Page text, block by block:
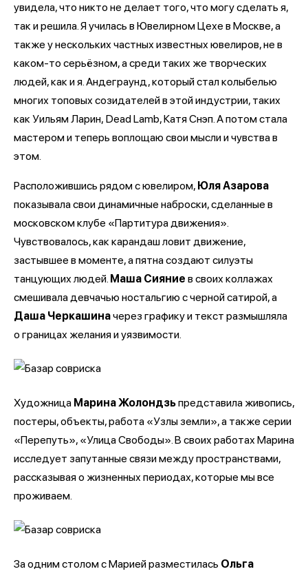
увидела, что никто не делает того, что могу сделать я,
так и решила. Я училась в Ювелирном Цехе в Москве, а
также у нескольких частных известных ювелиров, не в
каком-то серьёзном, а среди таких же творческих
людей, как и я. Андеграунд, который стал колыбелью
многих топовых созидателей в этой индустрии, таких
как Уильям Ларин, Dead Lamb, Катя Снэп. А потом стала
мастером и теперь воплощаю свои мысли и чувства в
этом.
Расположившись рядом с ювелиром, Юля Азарова
показывала свои динамичные наброски, сделанные в
московском клубе «Партитура движения».
Чувствовалось, как карандаш ловит движение,
застывшее в моменте, а пятна создают силуэты
танцующих людей. Маша Сияние в своих коллажах
смешивала девчачью ностальгию с черной сатирой, а
Даша Черкашиначерез графику и текст размышляла
о границах желания и уязвимости.
Художница Марина Жолондзьпредставила живопись,
постеры, объекты, работа «Узлы земли», а также серии
«Перепуть», «Улица Свободы». В своих работах Марина
исследует запутанные связи между пространствами,
рассказывая о жизненных периодах, которые мы все
проживаем.
За одним столом с Марией разместилась Ольга